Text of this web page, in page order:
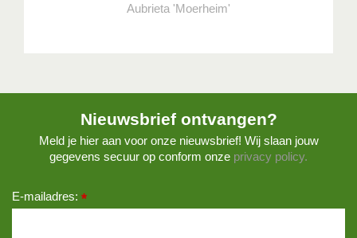
Aubrieta 'Moerheim'
Nieuwsbrief ontvangen?
Meld je hier aan voor onze nieuwsbrief! Wij slaan jouw
gegevens secuur op conform onze privacy policy.
E-mailadres: *